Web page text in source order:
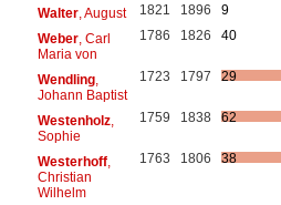
Walter, August 1821 1896
9
Weber, Carl
Maria von
1786 1826 40
Wendling,
Johann Baptist
1723 1797 29
Westenholz,
Sophie
1759 1838 62
Westerhoff,
Christian
Wilhelm
1763 1806 38